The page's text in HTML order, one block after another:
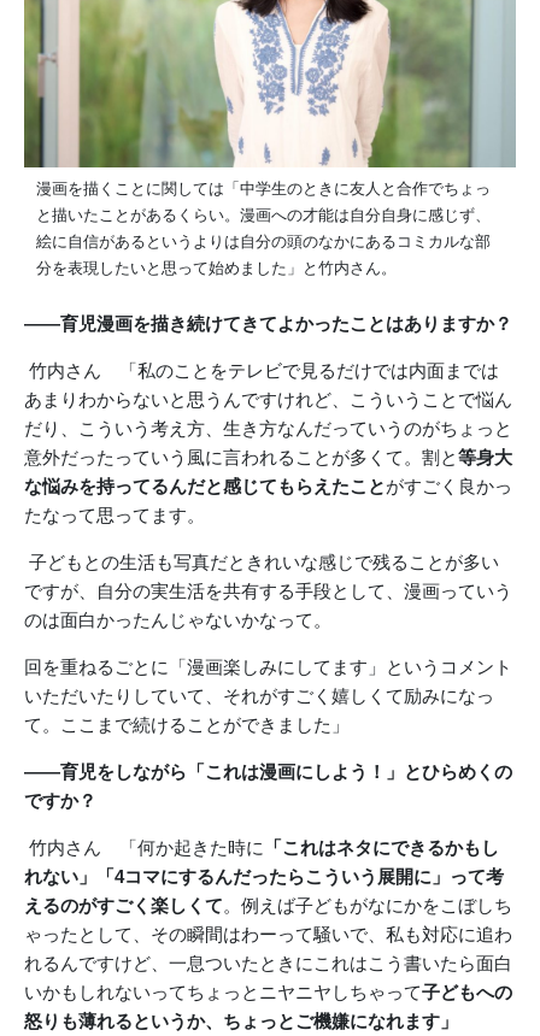
漫画を描くことに関しては「中学生のときに友人と合作でちょっ
と描いたことがあるくらい。漫画への才能は自分自身に感じず、
絵に自信があるというよりは自分の頭のなかにあるコミカルな部
分を表現したいと思って始めました」と竹内さん。
――育児漫画を描き続けてきてよかったことはありますか？
竹内さん 「私のことをテレビで見るだけでは内面までは
あまりわからないと思うんですけれど、こういうことで悩ん
だり、こういう考え方、生き方なんだっていうのがちょっと
意外だったっていう風に言われることが多くて。割と等身大
な悩みを持ってるんだと感じてもらえたことがすごく良かっ
たなって思ってます。
子どもとの生活も写真だときれいな感じで残ることが多い
ですが、自分の実生活を共有する手段として、漫画っていう
のは面白かったんじゃないかなって。
回を重ねるごとに「漫画楽しみにしてます」というコメント
いただいたりしていて、それがすごく嬉しくて励みになっ
て。ここまで続けることができました」
――育児をしながら「これは漫画にしよう！」とひらめくの
ですか？
竹内さん 「何か起きた時に
「これはネタにできるかもし
れない」「4コマにするんだったらこういう展開に」って考
えるのがすごく楽しくて。例えば子どもがなにかをこぼしち
ゃったとして、その瞬間はわーって騒いで、私も対応に追わ
れるんですけど、一息ついたときにこれはこう書いたら面白
いかもしれないってちょっとニヤニヤしちゃって子どもへの
怒りも薄れるというか、ちょっとご機嫌になれます」